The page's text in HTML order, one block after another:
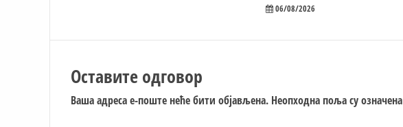
06/08/2026
Оставите одговор
Ваша адреса е-поште неће бити објављена. Неопходна поља су означена